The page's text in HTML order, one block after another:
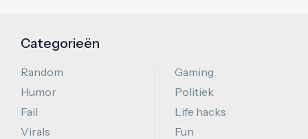
Categorieën
Random
Humor
Fail
Virals
Gaming
Politiek
Life hacks
Fun